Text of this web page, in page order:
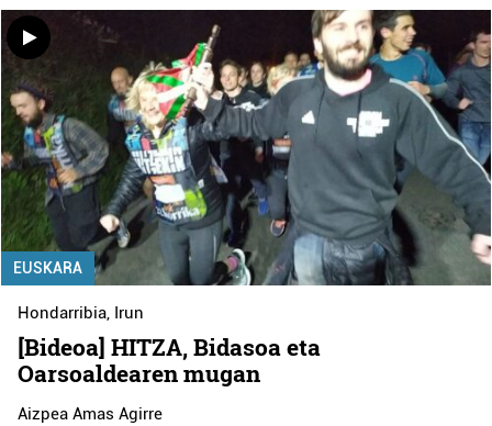
EUSKARA
Hondarribia, Irun
[Bideoa] HITZA, Bidasoa eta
Oarsoaldearen mugan
Aizpea Amas Agirre